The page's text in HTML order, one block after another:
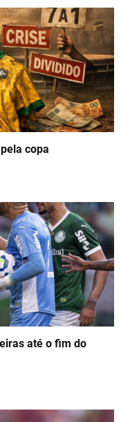
copa
até o fim do